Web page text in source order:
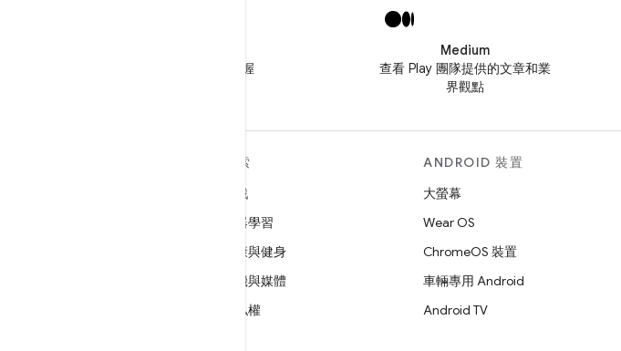
追蹤 @GooglePlayBiz 以掌握
Medium
查看 Play 團隊提供的文章和業
界觀點
探索
遊戲
機器學習
健康與健身
相機與媒體
隱私權
ANDROID 裝置
大螢幕
Wear OS
ChromeOS 裝置
車輛專用 Android
Android TV